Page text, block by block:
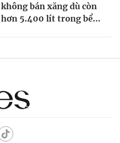
không bán xăng dù còn
hơn 5.400 lít trong bể...